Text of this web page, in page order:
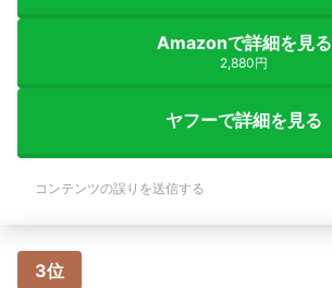
Amazonで詳細を見る
2,880円
ヤフーで詳細を見る
コンテンツの誤りを送信する
3位